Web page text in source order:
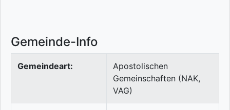
Gemeinde-Info
Gemeindeart:
Apostolischen
Gemeinschaften (NAK,
VAG)